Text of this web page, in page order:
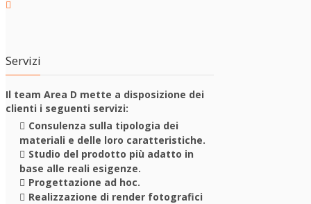
Servizi
Il team Area D mette a disposizione dei
clienti i seguenti servizi:
Consulenza sulla tipologia dei
materiali e delle loro caratteristiche.
Studio del prodotto più adatto in
base alle reali esigenze.
Progettazione ad hoc.
Realizzazione di render fotografici